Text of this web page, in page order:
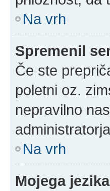
Na vrh
Spremenil
Če ste
poletni oz.
nepravilno
Na vrh
Mojega